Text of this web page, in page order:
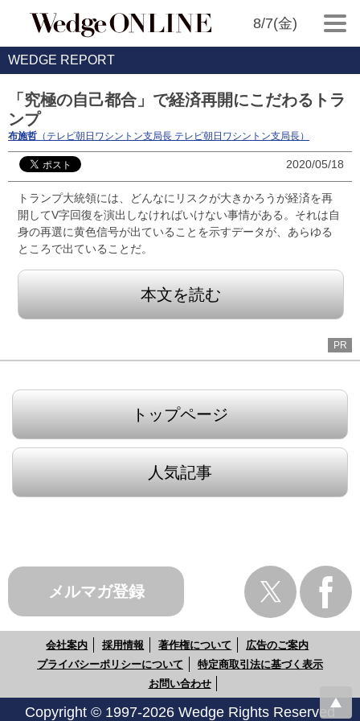
8/7(金)
WEDGE REPORT
「究極の自己都合」で経済再開にこだわるトラ
ンプ
布施哲 （テレビ朝日ワシントン支局長 テレビ朝日ワシントン支局長）
2020/05/18
トランプ大統領には、どんなにリスクが大きかろうが経済を再
開してV字回復を演出しなければいけない事情がある。それは自
身の再選に黄色信号が出ていることを示すデータが、あらゆる
ところで出ていることだ。
本文を読む
PR
トップページ
人気記事
メルマガ登録
会社案内 採用情報 著作権について
広告のご案内
プライバシーポリシーについて
特定商取引法に基づく表示
お問い合わせ
Copyright © 1997-2026 Wedge Rights Reserved